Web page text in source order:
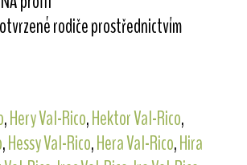
rodiče prostřednictvím
,Hery Val-Rico,Hektor Val-Rico,
,Hessy Val-Rico,Hera Val-Rico,Hira